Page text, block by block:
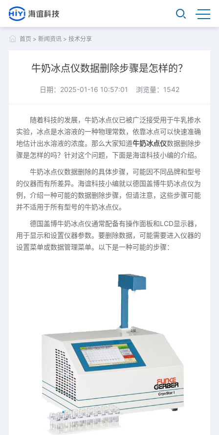
首页 > 新闻资讯> 技术分享
牛奶冰点仪数据删除步骤是怎样的？
日期：2025-01-16 10:57:01 浏览量：1542
随着科技的发展，牛奶冰点仪已被广泛接受用于牛乳掺水
实验，冰点是水溶液的一种物理常数，依靠冰点可以快速准确
地估计出水溶液的浓度。那么大家知道牛奶冰点仪数据删除步
骤是怎样的吗？针对这个问题，下面是海谊科技小编的介绍。
牛奶冰点仪数据删除的具体步骤，可能因不同品牌和型号
的仪器而有所差异。海谊科技小编就以德国盖博牛奶冰点仪为
例，介绍一种可能的数据删除步骤，但请注意，这些步骤可能
并不适用于所有型号的牛奶冰点仪。
德国盖博牛奶冰点仪通常配备有操作面板和LCD显示器，
用于显示和设置仪器参数。要删除数据，可能需要进入仪器的
设置菜单或数据管理菜单。以下是一种可能的步骤：